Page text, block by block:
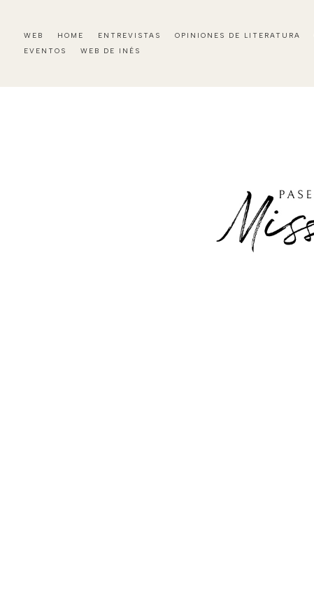
WEB HOME ENTREVISTAS OPINIONES DE LITERATURA
EVENTOS
WEB DE INÉS